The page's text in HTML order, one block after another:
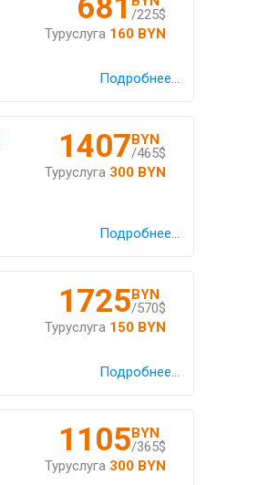
681 /225$
Туруслуга 160 BYN
Подробнее...
1407BYN
/465$
Туруслуга 300 BYN
Подробнее...
1725BYN
/570$
Туруслуга 150 BYN
Подробнее...
1105BYN
/365$
Туруслуга 300 BYN